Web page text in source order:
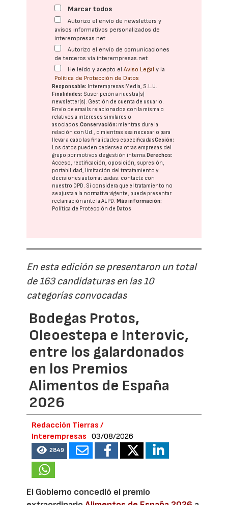
Marcar todos
Autorizo el envío de newsletters y
avisos informativos personalizados de
interempresas.net
Autorizo el envío de comunicaciones
de terceros vía interempresas.net
He leído y acepto elAviso Legal y la
Política de Protección de Datos
Responsable: Interempresas Media, S.L.U.
Finalidades: Suscripción a nuestra(s)
newsletter(s). Gestión de cuenta de usuario.
Envío de emails relacionados con la misma o
relativos a intereses similares o
asociados.Conservación: mientras dure la
relación con Ud., o mientras sea necesario para
llevar a cabo las finalidades especificadasCesión:
Los datos pueden cederse a otras empresas del
grupo por motivos de gestión interna.Derechos:
Acceso, rectificación, oposición, supresión,
portabilidad, limitación del tratatamiento y
decisiones automatizadas: contacte con
nuestro DPD. Si considera que el tratamiento no
se ajusta a la normativa vigente, puede presentar
reclamación ante laAEPD.Más información:
Política de Protección de Datos
En esta edición se presentaron un total
de 163 candidaturas en las 10
categorías convocadas
Bodegas Protos,
Oleoestepa e Interovic,
entre los galardonados
en los Premios
Alimentos de España
2026
Redacción Tierras /
Interempresas
03/08/2026
2849
El Gobierno concedió el premio